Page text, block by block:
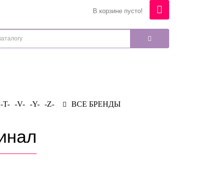
В корзине пусто!
-T- -V- -Y- -Z- ВСЕ БРЕНДЫ